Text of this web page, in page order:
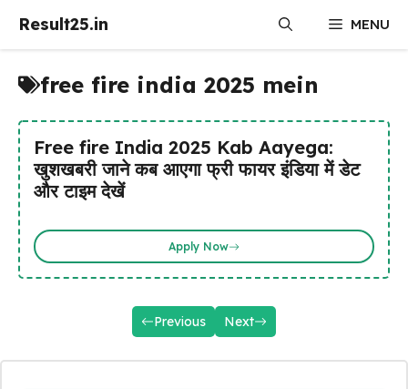
Result25.in MENU
free fire india 2025 mein
Free fire India 2025 Kab Aayega:
खुशखबरी जाने कब आएगा फ्री फायर इंडिया में डेट
और टाइम देखें
Apply Now
Previous Next